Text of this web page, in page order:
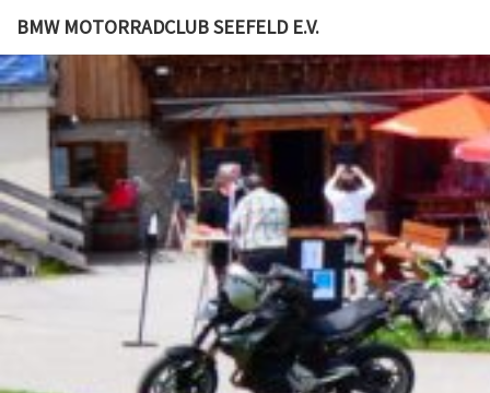
BMW MOTORRADCLUB SEEFELD E.V.